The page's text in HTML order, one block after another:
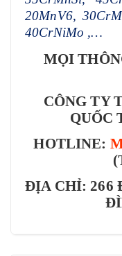
20MnV6,
40CrNiMo ,…
MỌI
CÔNG TY
QUỐC
HOTLINE:
ĐỊA CHỈ: 266